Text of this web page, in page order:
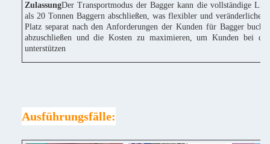
ZulassungDer Transportmodus der Bagger kann die vollständige
als 20 Tonnen Baggern abschließen, was flexibler und veränderlicher
Platz separat nach den Anforderungen der Kunden für Bagger
abzuschließen und die Kosten zu maximieren, um Kunden bei
unterstützen
Ausführungsfälle: